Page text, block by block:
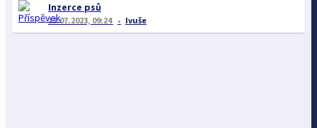
Inzerce psů
13.07.2023, 09:24 Ivuše